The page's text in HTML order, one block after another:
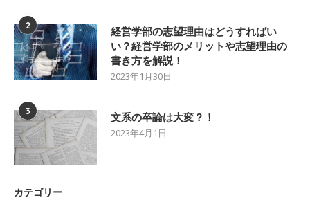
2
経営学部の志望理由はどうすればい
い？経営学部のメリットや志望理由の
書き方を解説！
2023年1月30日
3 文系の卒論は大変？！
2023年4月1日
カテゴリー